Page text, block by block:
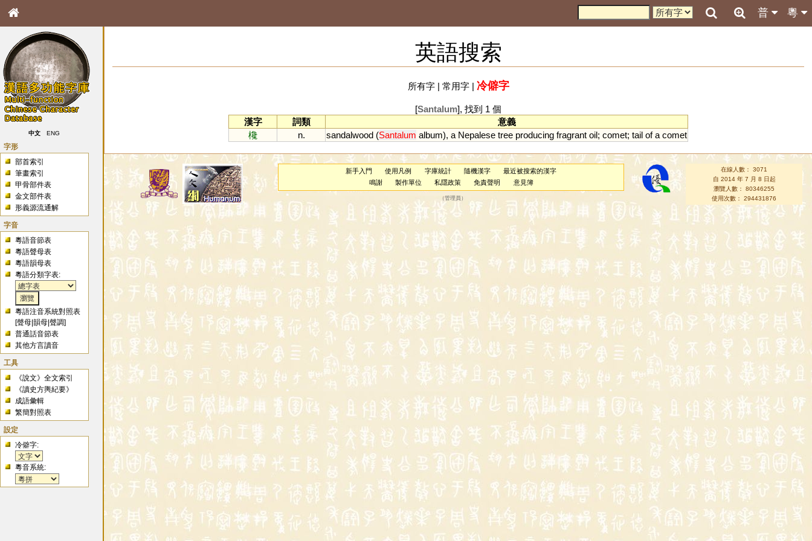
粵
普
中文 ENG
字形
部首索引
筆畫索引
甲骨部件表
金文部件表
形義源流通解
字音
粵語音節表
粵語聲母表
粵語韻母表
粵語分類字表:
粵語注音系統對照表
[聲母 |韻母 |聲調]
普通話音節表
其他方言讀音
工具
《說文》全文索引
《讀史方輿紀要》
成語彙輯
繁簡對照表
設定
冷僻字:
粵音系統:
英語搜索
所有字| 常用字| 冷僻字
[Santalum], 找到 1 個
漢字
詞類
意義
欃
n. sandalwood (Santalum album), a Nepalese tree producing fragrant oil; comet; tail of a comet
新手入門 使用凡例 字庫統計 隨機漢字
最近被搜索的漢字
鳴謝
製作單位 私隱政策 免責聲明 意見簿
（管理員 ）
在線人數： 3071
自 2014 年 7 月 8 日起
瀏覽人數： 80346255
使用次數： 294431876